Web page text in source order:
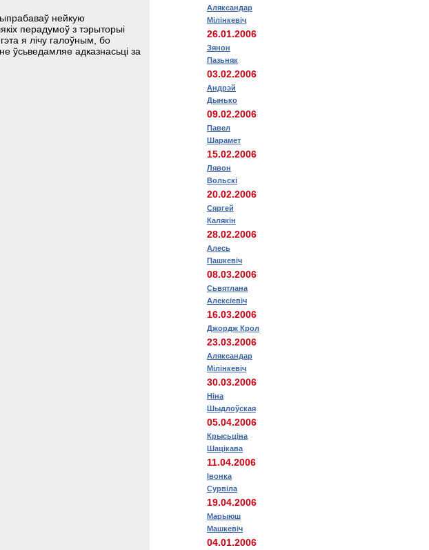
нейкую
перадумоў з тэрыторыі
я лічу галоўным, бо
ўсьведамляе адказнасьці за
Аляксандар
Мілінкевіч
26.01.2006
Зянон
Пазьняк
03.02.2006
Андрэй
Дынько
09.02.2006
Павел
Шарамет
15.02.2006
Лявон
Вольскі
20.02.2006
Сяргей
Калякін
28.02.2006
Алесь
Пашкевіч
08.03.2006
Сьвятлана
Алексіевіч
16.03.2006
Джордж Крол
23.03.2006
Аляксандар
Мілінкевіч
30.03.2006
Ніна
Шыдлоўская
05.04.2006
Крысьціна
Шацікава
11.04.2006
Iвонка
Сурвіла
19.04.2006
Марыюш
Машкевіч
04.01.2006